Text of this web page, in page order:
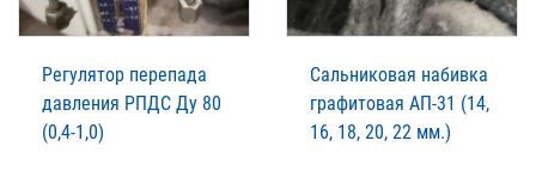
Регулятор перепада
давления РПДС Ду 80
(0,4-1,0)
Сальниковая набивка
графитовая АП-31 (14,
16, 18, 20, 22 мм.)